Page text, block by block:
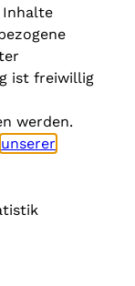
ist freiwillig
werden.
unserer